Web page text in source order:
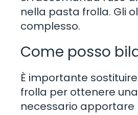
nella pasta frolla. Gli
complesso.
Come posso
È importante
frolla per ottenere
necessario